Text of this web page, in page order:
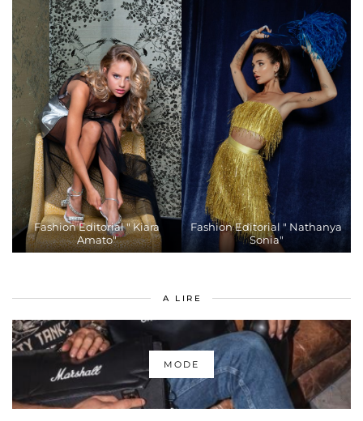
Fashion Editorial " Kiara
Amato"
Fashion Editorial " Nathanya
Sonia"
A LIRE
MODE